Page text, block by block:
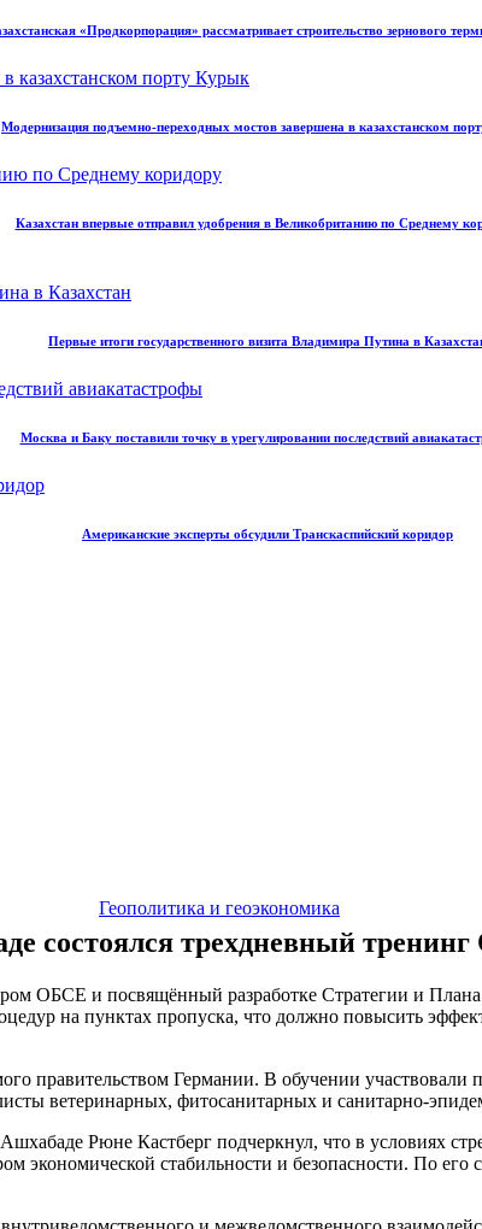
«Продкорпорация» рассматривает строительство зернового
Модернизация подъемно-переходных мостов завершена в казахстанском
Казахстан впервые отправил удобрения в Великобританию по Среднему
Первые итоги государственного визита Владимира Путина в
Москва и Баку поставили точку в урегулировании последствий
Американские эксперты обсудили Транскаспийский коридор
Геополитика и геоэкономика
состоялся трехдневный
ОБСЕ и посвящённый разработке Стратегии и
на пунктах пропуска, что должно повысить
правительством Германии. В обучении
ветеринарных, фитосанитарных и санитарно-
Рюне Кастберг подчеркнул, что в условиях
экономической стабильности и безопасности. По